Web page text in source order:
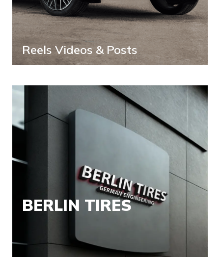
Reels Videos & Posts
BERLIN TIRES